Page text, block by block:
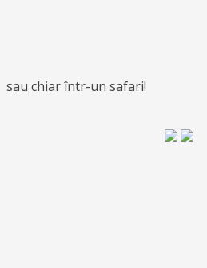
sau chiar într-un safari!